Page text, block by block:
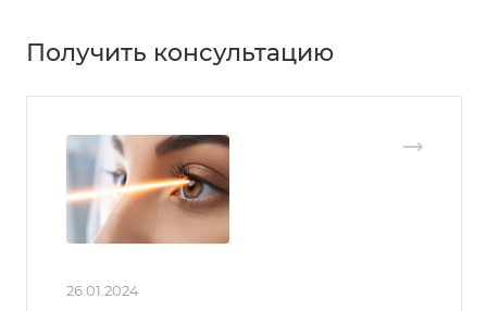
Получить консультацию
26.01.2024